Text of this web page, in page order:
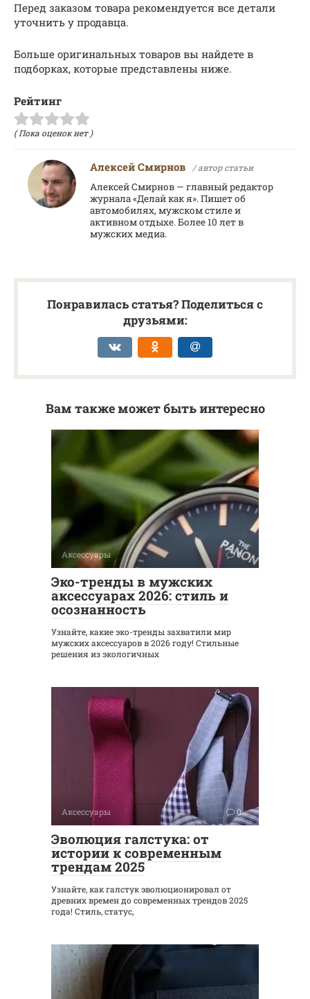
Перед заказом товара рекомендуется все детали
уточнить у продавца.
Больше оригинальных товаров вы найдете в
подборках, которые представлены ниже.
Рейтинг
( Пока оценок нет )
Алексей Смирнов / автор статьи
Алексей Смирнов — главный редактор
журнала «Делай как я». Пишет об
автомобилях, мужском стиле и
активном отдыхе. Более 10 лет в
мужских медиа.
Понравилась статья? Поделиться с
друзьями:
Вам также может быть интересно
Аксессуары 0
Эко-тренды в мужских
аксессуарах 2026: стиль и
осознанность
Узнайте, какие эко-тренды захватили мир
мужских аксессуаров в 2026 году! Стильные
решения из экологичных
Аксессуары 0
Эволюция галстука: от
истории к современным
трендам 2025
Узнайте, как галстук эволюционировал от
древних времен до современных трендов 2025
года! Стиль, статус,